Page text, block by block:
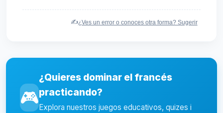
✍️¿Ves un error o conoces otra forma? Sugerir
🎮
¿Quieres dominar el francés
practicando?
Explora nuestros juegos educativos, quizes i